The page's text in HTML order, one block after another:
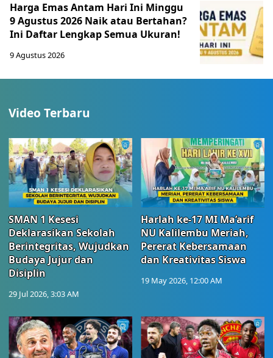
Harga Emas Antam Hari Ini Minggu
9 Agustus 2026 Naik atau Bertahan?
Ini Daftar Lengkap Semua Ukuran!
9 Agustus 2026
Video Terbaru
SMAN 1 Kesesi
Deklarasikan Sekolah
Berintegritas, Wujudkan
Budaya Jujur dan
Disiplin
29 Jul 2026, 3:03 AM
Harlah ke-17 MI Ma’arif
NU Kalilembu Meriah,
Pererat Kebersamaan
dan Kreativitas Siswa
19 May 2026, 12:00 AM